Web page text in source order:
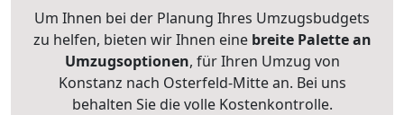
Um Ihnen bei der Planung Ihres Umzugsbudgets
zu helfen, bieten wir Ihnen eine breite Palette an
Umzugsoptionen, für Ihren Umzug von
Konstanz nach Osterfeld-Mitte an. Bei uns
behalten Sie die volle Kostenkontrolle.